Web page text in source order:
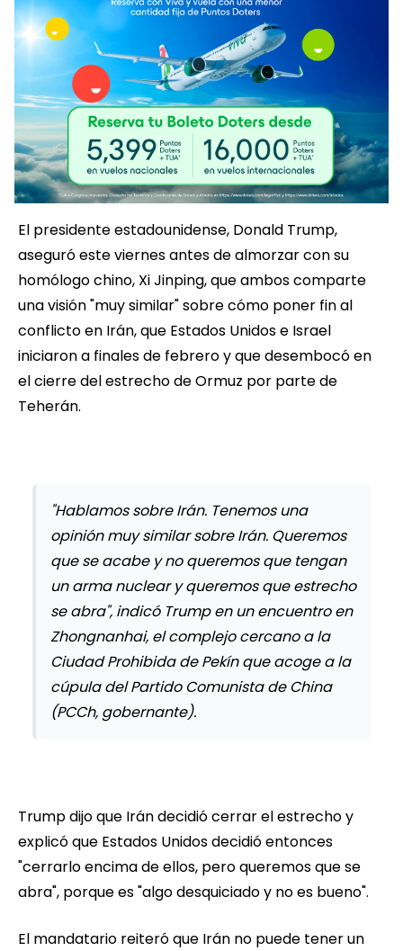
El presidente estadounidense, Donald Trump,
aseguró este viernes antes de almorzar con su
homólogo chino, Xi Jinping, que ambos comparte
una visión "muy similar" sobre cómo poner fin al
conflicto en Irán, que Estados Unidos e Israel
iniciaron a finales de febrero y que desembocó en
el cierre del estrecho de Ormuz por parte de
Teherán.
"Hablamos sobre Irán. Tenemos una
opinión muy similar sobre Irán. Queremos
que se acabe y no queremos que tengan
un arma nuclear y queremos que estrecho
se abra", indicó Trump en un encuentro en
Zhongnanhai, el complejo cercano a la
Ciudad Prohibida de Pekín que acoge a la
cúpula del Partido Comunista de China
(PCCh, gobernante).
Trump dijo que Irán decidió cerrar el estrecho y
explicó que Estados Unidos decidió entonces
"cerrarlo encima de ellos, pero queremos que se
abra", porque es "algo desquiciado y no es bueno".
El mandatario reiteró que Irán no puede tener un